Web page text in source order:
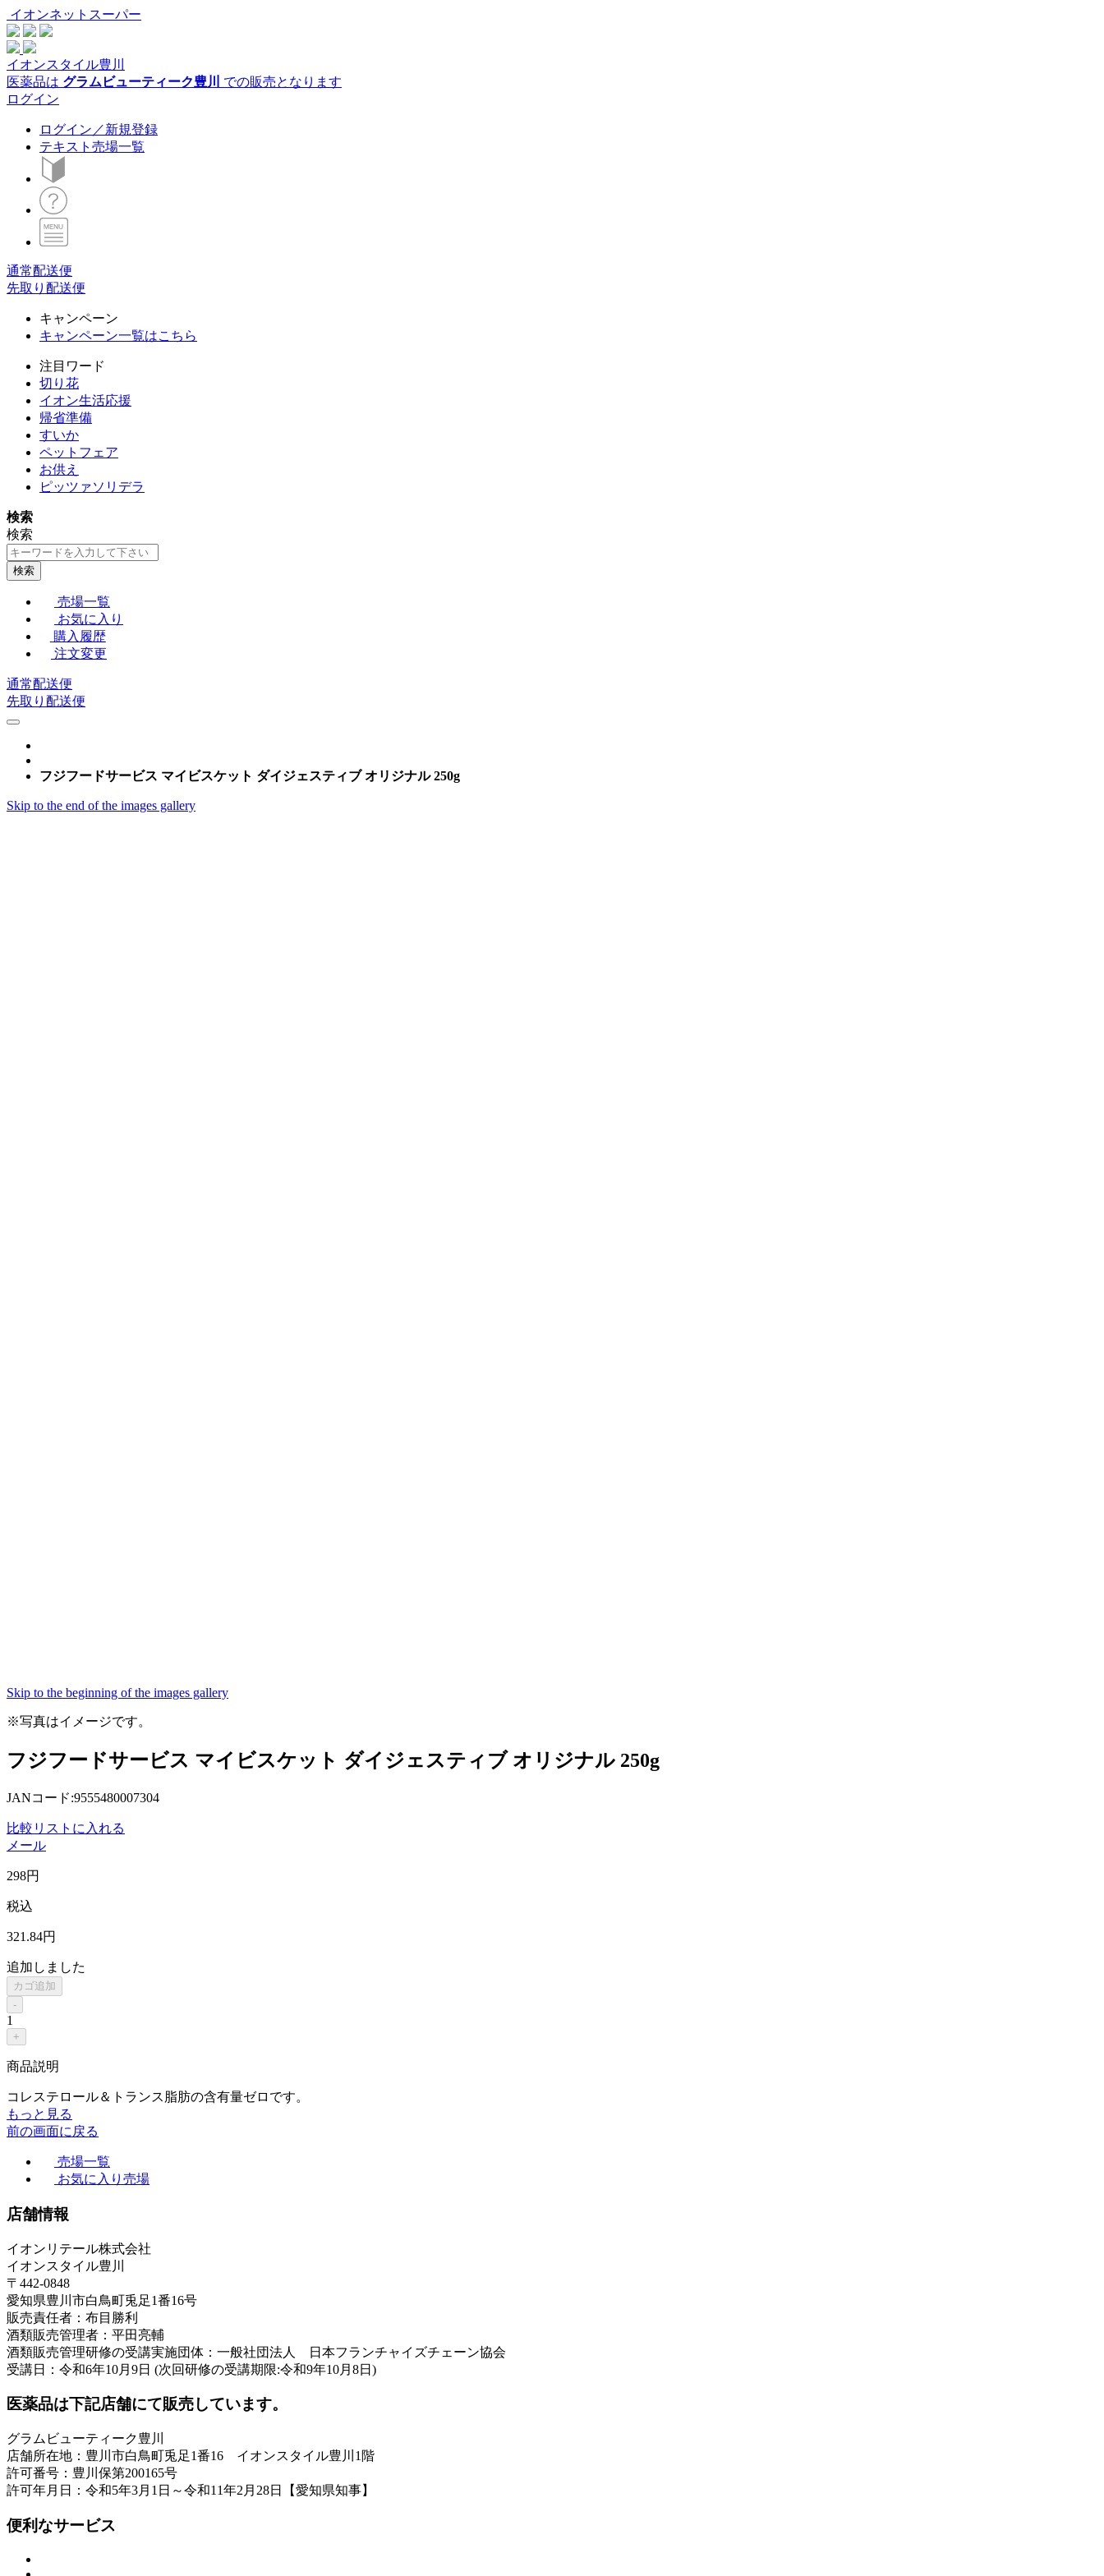
イオンネットスーパー
イオンスタイル豊川
医薬品は グラムビューティーク豊川
での販売となります
ログイン
ログイン／新規登録
テキスト売場一覧
通常配送便
先取り配送便
キャンペーン
キャンペーン一覧はこちら
注目ワード
切り花
イオン生活応援
帰省準備
すいか
ペットフェア
お供え
ピッツァソリデラ
検索
検索
検索
売場一覧
お気に入り
購入履歴
注文変更
通常配送便
先取り配送便
フジフードサービス マイビスケット ダイジェスティブ オリジナル 250g
Skip to the end of the images gallery
Skip to the beginning of the images gallery
※写真はイメージです。
フジフードサービス マイビスケット ダイジェスティブ オリジナル 250g
JANコード:9555480007304
比較リストに入れる
メール
298円
税込
321 .84円
追加しました
カゴ追加
-
1
+
商品説明
コレステロール＆トランス脂肪の含有量ゼロです。
もっと見る
前の画面に戻る
売場一覧
お気に入り売場
店舗情報
イオンリテール株式会社
イオンスタイル豊川
〒442-0848
愛知県豊川市白鳥町兎足1番16号
販売責任者：布目勝利
酒類販売管理者：平田亮輔
酒類販売管理研修の受講実施団体：一般社団法人 日本フランチャイズチェーン協会
受講日：令和6年10月9日 (次回研修の受講期限:令和9年10月8日)
医薬品は下記店舗にて販売しています。
グラムビューティーク豊川
店舗所在地：豊川市白鳥町兎足1番16 イオンスタイル豊川1階
許可番号：豊川保第200165号
許可年月日：令和5年3月1日～令和11年2月28日【愛知県知事】
便利なサービス